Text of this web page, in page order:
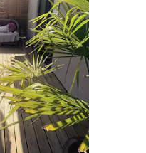
commentaires : 4,99 sur 5